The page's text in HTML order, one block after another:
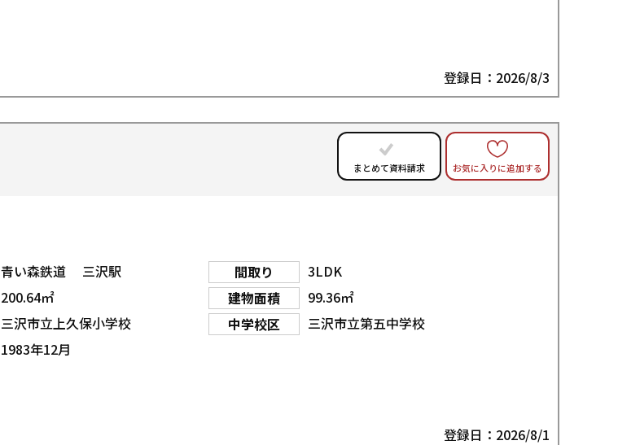
登録日：2026/8/3
まとめて資料請求 お気に入りに追加する
青い森鉄道 三沢駅 間取り
3LDK
200.64㎡ 建物面積
99.36㎡
三沢市立上久保小学校 中学校区
三沢市立第五中学校
1983年12月
登録日：2026/8/1